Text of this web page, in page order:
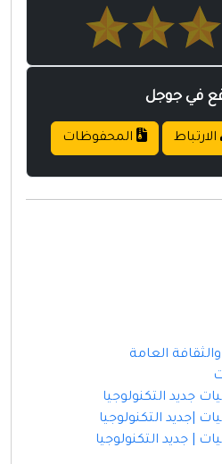
في جوجل
الارتباط المحفوظات
العامة
جديد التكنولوجيا
|جديد التكنولوجيا
| جديد التكنولوجيا